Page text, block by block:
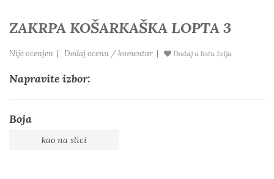
ZAKRPA KOŠARKAŠKA LOPTA 3
Nije ocenjen | Dodaj ocenu / komentar | Dodaj u listu želja
Napravite izbor:
Boja
kao na slici